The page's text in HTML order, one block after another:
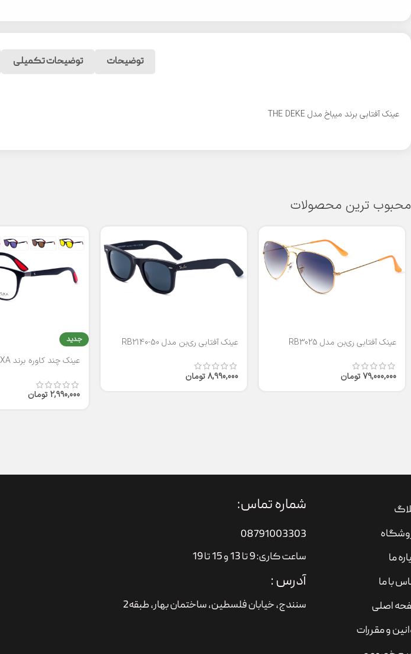
توضیحات توضیحات تکمیلی
عینک آفتابی برند میباخ مدل THE DEKE
محبوب ترین محصولات
عینک آفتابی ری‌بن مدل RB3025
79,000,000تومان
عینک آفتابی ری‌بن مدل RB2140-50
8,990,000 تومان
جدید
2,990,000 تومان
ما
با ما
اصلی
و مقررات
شماره تماس:
08791003303
ساعت کاری: 9 تا 13 و 15 تا 19
آدرس :
سنندج، خیابان فلسطین،‌ ساختمان بهار، طبقه2